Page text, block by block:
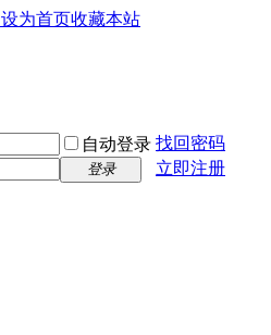
设为首页收藏本站
自动登录 找回密码
登录
立即注册